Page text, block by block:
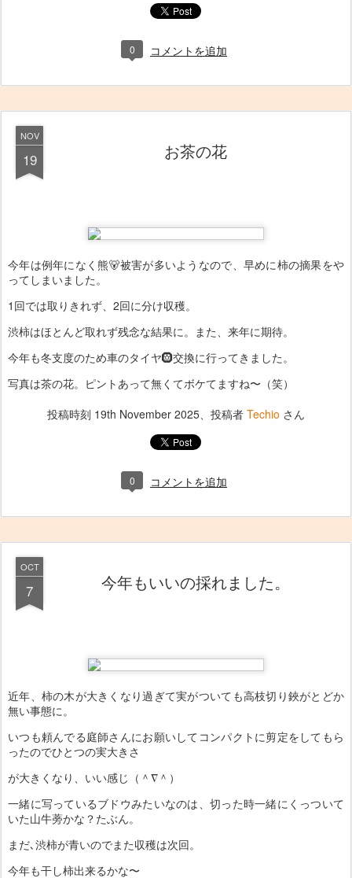
0 コメントを追加
NOV
19 お茶の花
今年は例年になく熊🐻被害が多いようなので、早めに柿の摘果をや
ってしまいました。
1回では取りきれず、2回に分け収穫。
渋柿はほとんど取れず残念な結果に。また、来年に期待。
今年も冬支度のため車のタイヤ🛞交換に行ってきました。
写真は茶の花。ピントあって無くてボケてますね〜（笑）
投稿時刻 19th November 2025、投稿者 Techio さん
0 コメントを追加
OCT
7 今年もいいの採れました。
近年、柿の木が大きくなり過ぎて実がついても高枝切り鋏がとどか
無い事態に。
いつも頼んでる庭師さんにお願いしてコンパクトに剪定をしてもら
ったのでひとつの実大きさ
が大きくなり、いい感じ（＾∇＾）
一緒に写っているブドウみたいなのは、切った時一緒にくっついて
いた山牛蒡かな？たぶん。
まだ､渋柿が青いのでまた収穫は次回。
今年も干し柿出来るかな〜